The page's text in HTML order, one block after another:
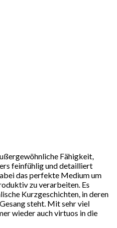
Fähigkeit,
feinfühlig und detailliert
das perfekte Medium um
zu verarbeiten. Es
Kurzgeschichten, in deren
steht. Mit sehr viel
wieder auch virtuos in die